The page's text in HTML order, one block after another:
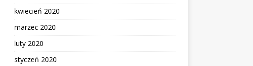
kwiecień 2020
marzec 2020
luty 2020
styczeń 2020